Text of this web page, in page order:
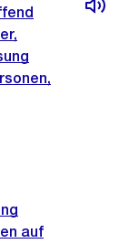
auf